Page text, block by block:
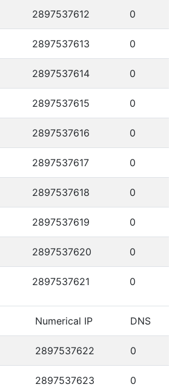
2897537612 0
2897537613 0
2897537614 0
2897537615 0
2897537616 0
2897537617 0
2897537618 0
2897537619 0
2897537620 0
2897537621 0
Numerical IP DNS
2897537622 0
2897537623 0